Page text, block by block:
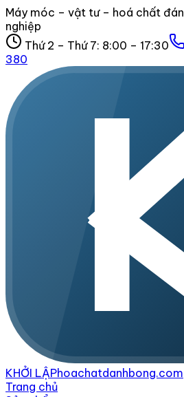
Máy móc – vật tư – hoá chất
nghiệp
Thứ 2 – Thứ 7: 8:00 – 17:30
380
KHỞI LẬPhoachatdanhbong.com
Trang chủ